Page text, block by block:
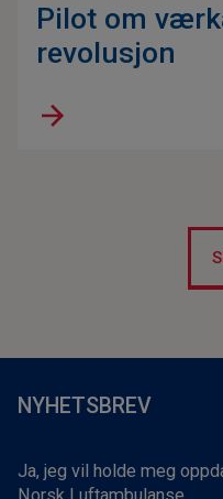
Pilot om
revolusjon
NYHETSBREV
Ja, jeg vil holde meg